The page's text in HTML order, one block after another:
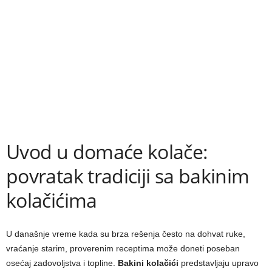
Uvod u domaće kolače:
povratak tradiciji sa bakinim
kolačićima
U današnje vreme kada su brza rešenja često na dohvat ruke,
vraćanje starim, proverenim receptima može doneti poseban
osećaj zadovoljstva i topline. Bakini kolačići predstavljaju upravo